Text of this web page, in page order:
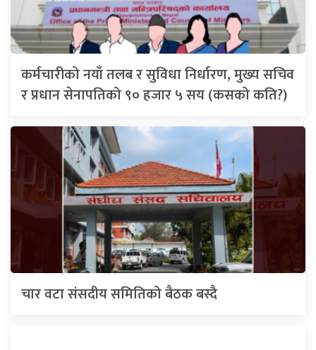
कर्मचारीको नयाँ तलब र सुविधा निर्धारण, मुख्य सचिव
र प्रधान सेनापतिको ९० हजार ५ सय (कसको कति?)
चार वटा संसदीय समितिको बैठक बस्दै